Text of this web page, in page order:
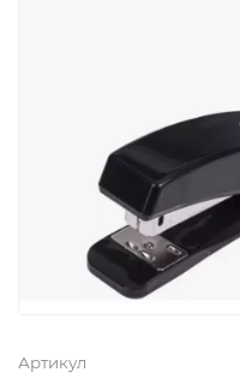
Артикул